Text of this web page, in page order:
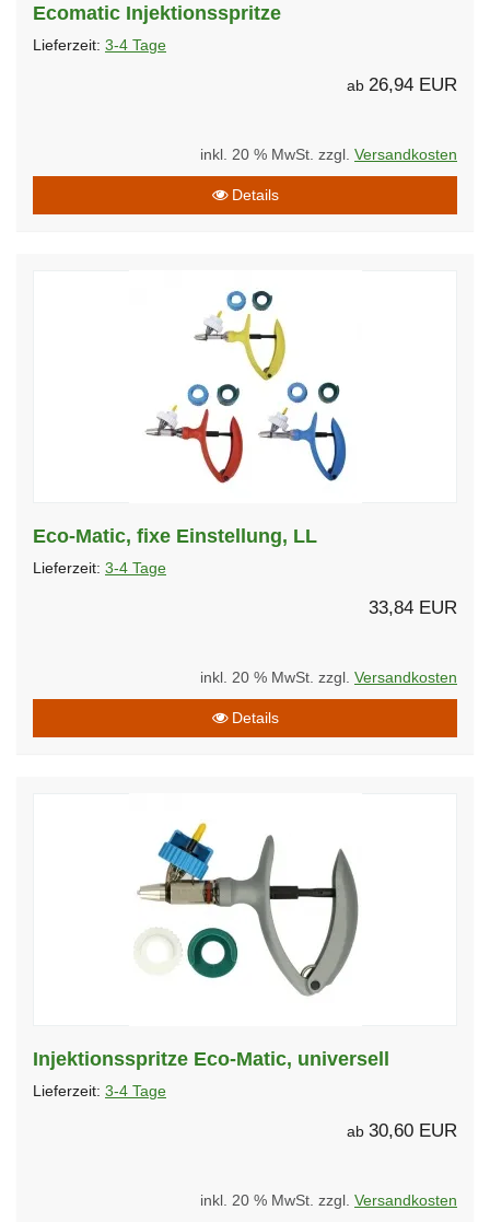
Ecomatic Injektionsspritze
Lieferzeit: 3-4 Tage
ab 26,94 EUR
inkl. 20 % MwSt. zzgl. Versandkosten
Details
Eco-Matic, fixe Einstellung, LL
Lieferzeit: 3-4 Tage
33,84 EUR
inkl. 20 % MwSt. zzgl. Versandkosten
Details
Injektionsspritze Eco-Matic, universell
Lieferzeit: 3-4 Tage
ab 30,60 EUR
inkl. 20 % MwSt. zzgl. Versandkosten